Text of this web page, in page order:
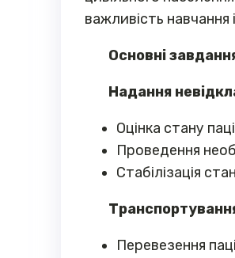
важливість
Основні
Надання
Оцінка стану
Проведення
Стабілізація
Перевезення